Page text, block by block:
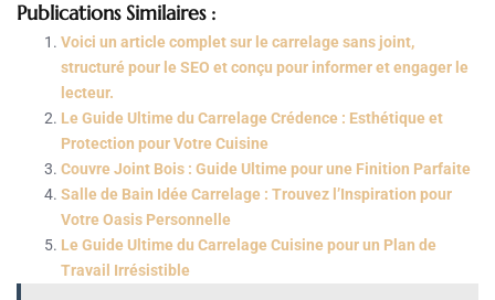
Publications Similaires :
Voici un article complet sur le carrelage sans joint,
structuré pour le SEO et conçu pour informer et engager le
lecteur.
Le Guide Ultime du Carrelage Crédence : Esthétique et
Protection pour Votre Cuisine
Couvre Joint Bois : Guide Ultime pour une Finition Parfaite
Salle de Bain Idée Carrelage : Trouvez l’Inspiration pour
Votre Oasis Personnelle
Le Guide Ultime du Carrelage Cuisine pour un Plan de
Travail Irrésistible